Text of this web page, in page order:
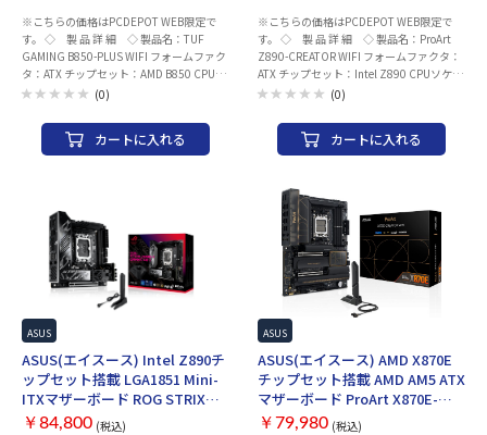
スロック) CPUの世代など、組み合わせに
よってはBIOS/UEFIアップデートが必要に
なる場合がございます。
タートガイド ・SATAケーブル ×なし ・
WIFIアンテナ ×1 メーカー名：ASUS(エイ
スース) ※CPUによって拡張スロット動作
モード/メモリ仕様など異なる場合がござ
います。詳細につきましてはメーカーサポ
世代など、組み合わせによっては
BIOS/UEFIアップデートが必要になる場合
がございます。
※こちらの価格はPCDEPOT WEB限定で
す。 ◇ 製 品 詳 細 ◇ 製品名：TUF
GAMING B850-PLUS WIFI フォームファク
タ：ATX チップセット：AMD B850 CPUソ
ケット：AMD AM5 メモリ ・規格：
数：4 ・最大容量：192GB 拡張スロット
・PCI-Express 5.0 x 16 スロット× 1
(Ryzen 9000/7000シリーズ搭載時) ・PCI-
PCI-Express 4.0 x 1 スロット× 2 ストレー
ジ ・M.2× 3 ・SATA× 4 ネットワーク 有
線LAN：Realtek 2.5Gb Ethernet ワイヤレ
ス：2x2 Wi-Fi 7 (802.11be) Bluetooth：
v5.4 USBインターフェース リア ・USB
Type-C ポート ×1 ・USB3.0 Aポート ×7
・USB2.0 Aポート ×2 フロント(内部コネ
クタ) ・USB Type-C コネクタ ×1 ・
USB3.0 ヘッダー ×1 ・USB2.0 ヘッダー
×2 映像出力(CPUグラフィック内蔵の場
合) ・DisplayPort ×1 ・HDMI ×1 オーデ
ィオ：Realtek ALC1220P 7.1 サラウンド
HDオーディオコーデック LED：Aura Sync
(0)
カートに入れる
※こちらの価格はPCDEPOT WEB限定で
す。 ◇ 製 品 詳 細 ◇ 製品名：ProArt
Z890-CREATOR WIFI フォームファクタ：
ATX チップセット：Intel Z890 CPUソケッ
ト：LGA1851 メモリ ・規格：DDR5(最大
容量：256GB 拡張スロット ・PCI-
Express 5.0 x 16 スロット× 2(x16 or
x8/x8モード ) ・PCI-Express 4.0 x 16 スロ
スロット× なし ・PCI-Express x 1 スロッ
ト× なし ストレージ ・M.2× 5 ・SATA×
4 ネットワーク 有線LAN：Marvell AQtion
10Gb Ethernet + Intel 2.5Gb Ethernet ワ
イヤレス：2x2 Wi-Fi 7 (802.11be)
Bluetooth：v5.4 USBインターフェース リ
ア ・USB Type-C ポート ×3 ・USB3.0 Aポ
ート ×6 ・USB2.0 Aポート ×1 フロント
・USB Type-C コネクタ ×1 ・USB3.0 ヘ
ッダー ×1 ・USB2.0 ヘッダー ×1 映像出
力(CPUグラフィック内蔵の場合) ・
DisplayPort ×なし ・HDMI ×1 オーディ
オ：Realtek ALC1220P 7.1 サラウンドHD
オーディオコーデック LED：なし 付属品
(0)
カートに入れる
ASUS
ASUS(エイスース) Intel Z890チ
ップセット搭載 LGA1851 Mini-
ITXマザーボード ROG STRIX
Z890-I GAMING WIFI
￥84,800 (税込)
ASUS
ASUS(エイスース) AMD X870E
チップセット搭載 AMD AM5 ATX
マザーボード ProArt X870E-
CREATOR WIFI
￥79,980 (税込)